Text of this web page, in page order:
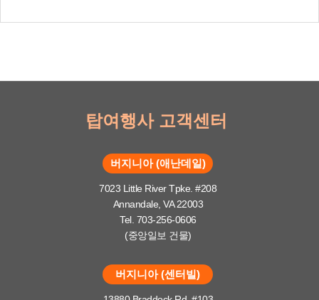
탑여행사 고객센터
버지니아 (애난데일)
7023 Little River Tpke. #208
Annandale, VA 22003
Tel. 703-256-0606
(중앙일보 건물)
버지니아 (센터빌)